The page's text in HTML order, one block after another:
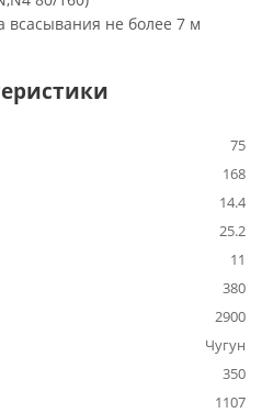
всасывания не более 7 м
75
168
14.4
25.2
11
380
2900
Чугун
350
1107